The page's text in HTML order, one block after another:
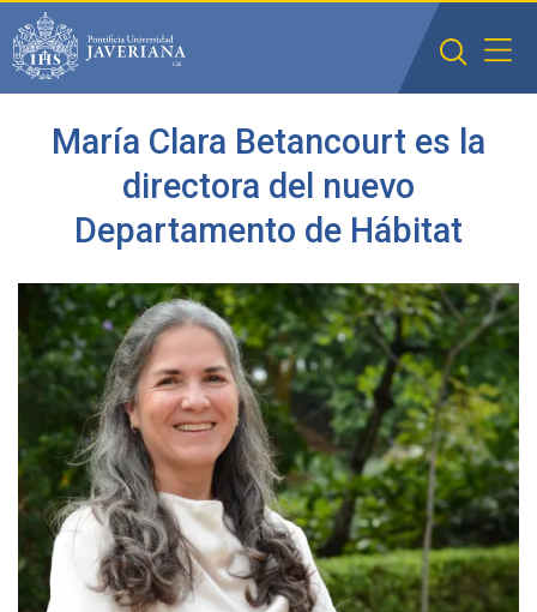
Saltar al contenido principal
María Clara Betancourt es la
directora del nuevo
Departamento de Hábitat